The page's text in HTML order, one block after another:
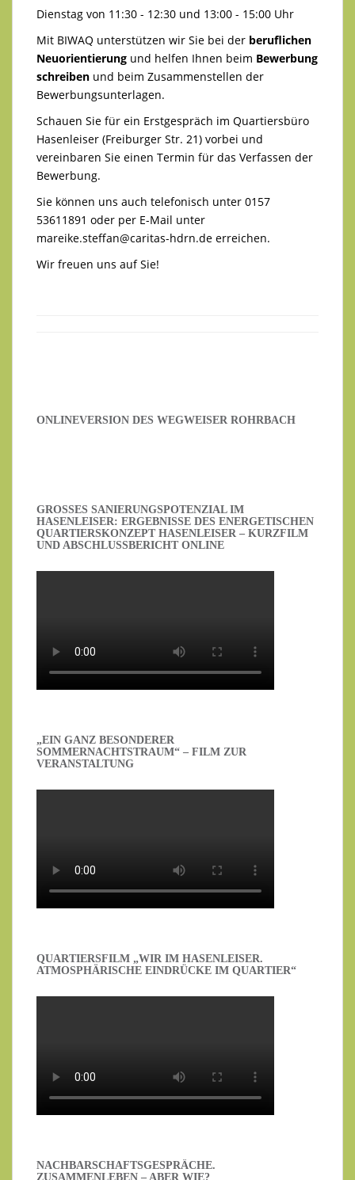
Dienstag von 11:30 - 12:30 und 13:00 - 15:00 Uhr
Mit BIWAQ unterstützen wir Sie bei der beruflichen
Neuorientierung und helfen Ihnen beim Bewerbung
schreiben und beim Zusammenstellen der
Bewerbungsunterlagen.
Schauen Sie für ein Erstgespräch im Quartiersbüro
Hasenleiser (Freiburger Str. 21) vorbei und
vereinbaren Sie einen Termin für das Verfassen der
Bewerbung.
Sie können uns auch telefonisch unter 0157
53611891 oder per E-Mail unter
mareike.steffan@caritas-hdrn.de erreichen.
Wir freuen uns auf Sie!
ONLINEVERSION DES WEGWEISER ROHRBACH
GROSSES SANIERUNGSPOTENZIAL IM H
ASENLEISER: ERGEBNISSE DES ENERGETISCHEN Q
UARTIERSKONZEPT HASENLEISER – KURZFILM U
ND ABSCHLUSSBERICHT ONLINE
„EIN GANZ BESONDERER
SOMMERNACHTSTRAUM“ – FILM ZUR
VERANSTALTUNG
QUARTIERSFILM „WIR IM HASENLEISER.
ATMOSPHÄRISCHE EINDRÜCKE IM QUARTIER“
NACHBARSCHAFTSGESPRÄCHE.
ZUSAMMENLEBEN – ABER WIE?